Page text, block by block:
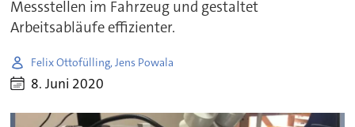
Messstellen im Fahrzeug und gestaltet
Arbeitsabläufe effizienter.
Felix Ottofülling, Jens Powala
8. Juni 2020